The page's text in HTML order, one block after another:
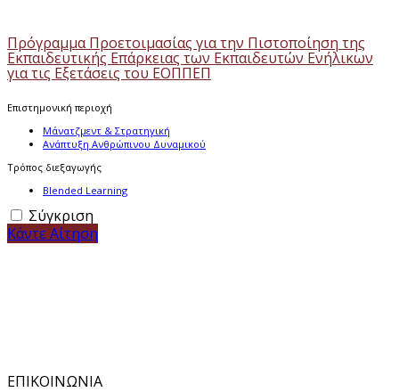
Πρόγραμμα Προετοιμασίας για την Πιστοποίηση της
Εκπαιδευτικής Επάρκειας των Εκπαιδευτών Ενήλικων
για τις Εξετάσεις του ΕΟΠΠΕΠ
Επιστημονική περιοχή
Μάνατζμεντ & Στρατηγική
Ανάπτυξη Ανθρώπινου Δυναμικού
Τρόπος διεξαγωγής
Blended Learning
Σύγκριση
Κάντε Αίτηση
ΕΠΙΚΟΙΝΩΝΙΑ